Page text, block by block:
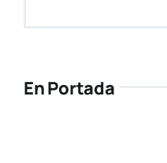
En Portada